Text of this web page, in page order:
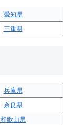
愛知県
三重県
兵庫県
奈良県
和歌山県